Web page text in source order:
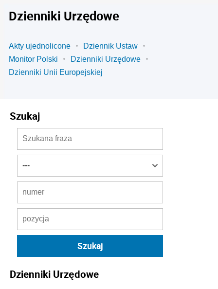
Dzienniki Urzędowe
Akty ujednolicone
Dziennik Ustaw
Monitor Polski
Dzienniki Urzędowe
Dzienniki Unii Europejskiej
Szukaj
Dzienniki Urzędowe